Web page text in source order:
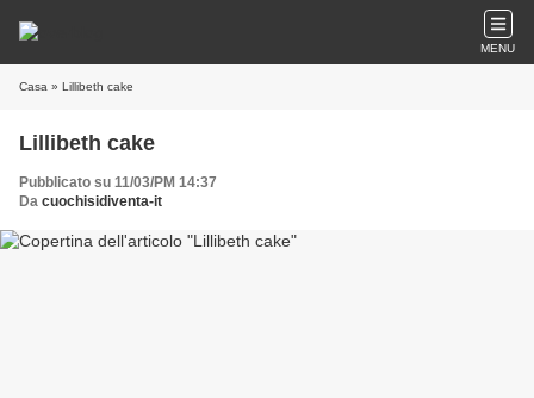
MENU
Casa » Lillibeth cake
Lillibeth cake
Pubblicato su 11/03/PM 14:37
Da cuochisidiventa-it